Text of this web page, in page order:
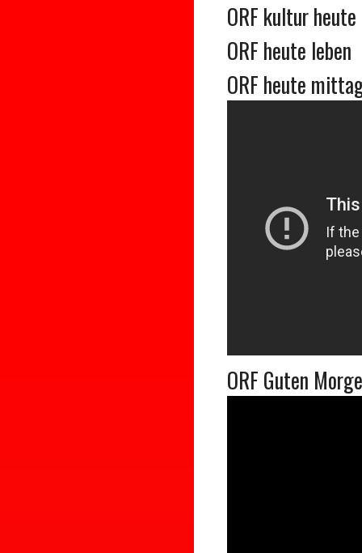
ORF kultur heute
ORF heute leben
ORF heute
ORF Guten